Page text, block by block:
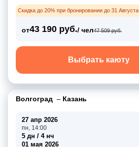
Скидка до 20% при бронировании до 31 Августа
от43 190 руб./ чел47 509 руб.
Выбрать каюту
Волгоград – Казань
27 апр 2026
пн, 14:00
5 дн / 4 нч
01 мая 2026